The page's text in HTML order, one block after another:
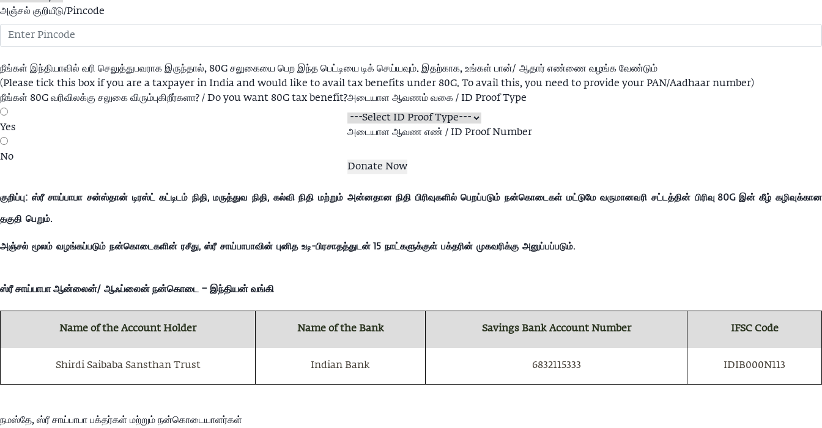
அஞ்சல் குறியீடு/Pincode
நீங்கள் இந்தியாவில் வரி செலுத்துபவராக இருந்தால், 80G சலுகையை பெற இந்த பெட்டியை டிக் செய்யவும். இதற்காக, உங்கள் பான்/ஆதார் எண்ணை வழங்க வேண்டும்
(Please tick this box if you are a taxpayer in India and would like to avail tax benefits under 80G. To avail this, you need to provide your PAN/Aadhaar number)
நீங்கள் 80G வரிவிலக்கு சலுகை விரும்புகிறீர்களா? / Do you want 80G tax benefit?
Yes
No
அடையாள ஆவணம் வகை / ID Proof Type
அடையாள ஆவண எண் / ID Proof Number
குறிப்பு: ஸ்ரீ சாய்பாபா சன்ஸ்தான் டிரஸ்ட் கட்டிடம் நிதி, மருத்துவ நிதி, கல்வி நிதி மற்றும் அன்னதான நிதி பிரிவுகளில் பெறப்படும் நன்கொடைகள் மட்டுமே வருமானவரி சட்டத்தின் பிரிவு 80G இன் கீழ் கழிவுக்கான
தகுதி பெறும்.
அஞ்சல் மூலம் வழங்கப்படும் நன்கொடைகளின் ரசீது, ஸ்ரீ சாய்பாபாவின் புனித உடி-பிரசாதத்துடன் 15 நாட்களுக்குள் பக்தரின் முகவரிக்கு அனுப்பப்படும்.
ஸ்ரீ சாய்பாபா ஆன்லைன்/ஆஃப்லைன் நன்கொடை – இந்தியன் வங்கி
Name of the Account Holder Name of the Bank Savings Bank Account Number IFSC Code
Shirdi Saibaba Sansthan Trust Indian Bank 6832115333 IDIB000N113
நமஸ்தே, ஸ்ரீ சாய்பாபா பக்தர்கள் மற்றும் நன்கொடையாளர்கள்